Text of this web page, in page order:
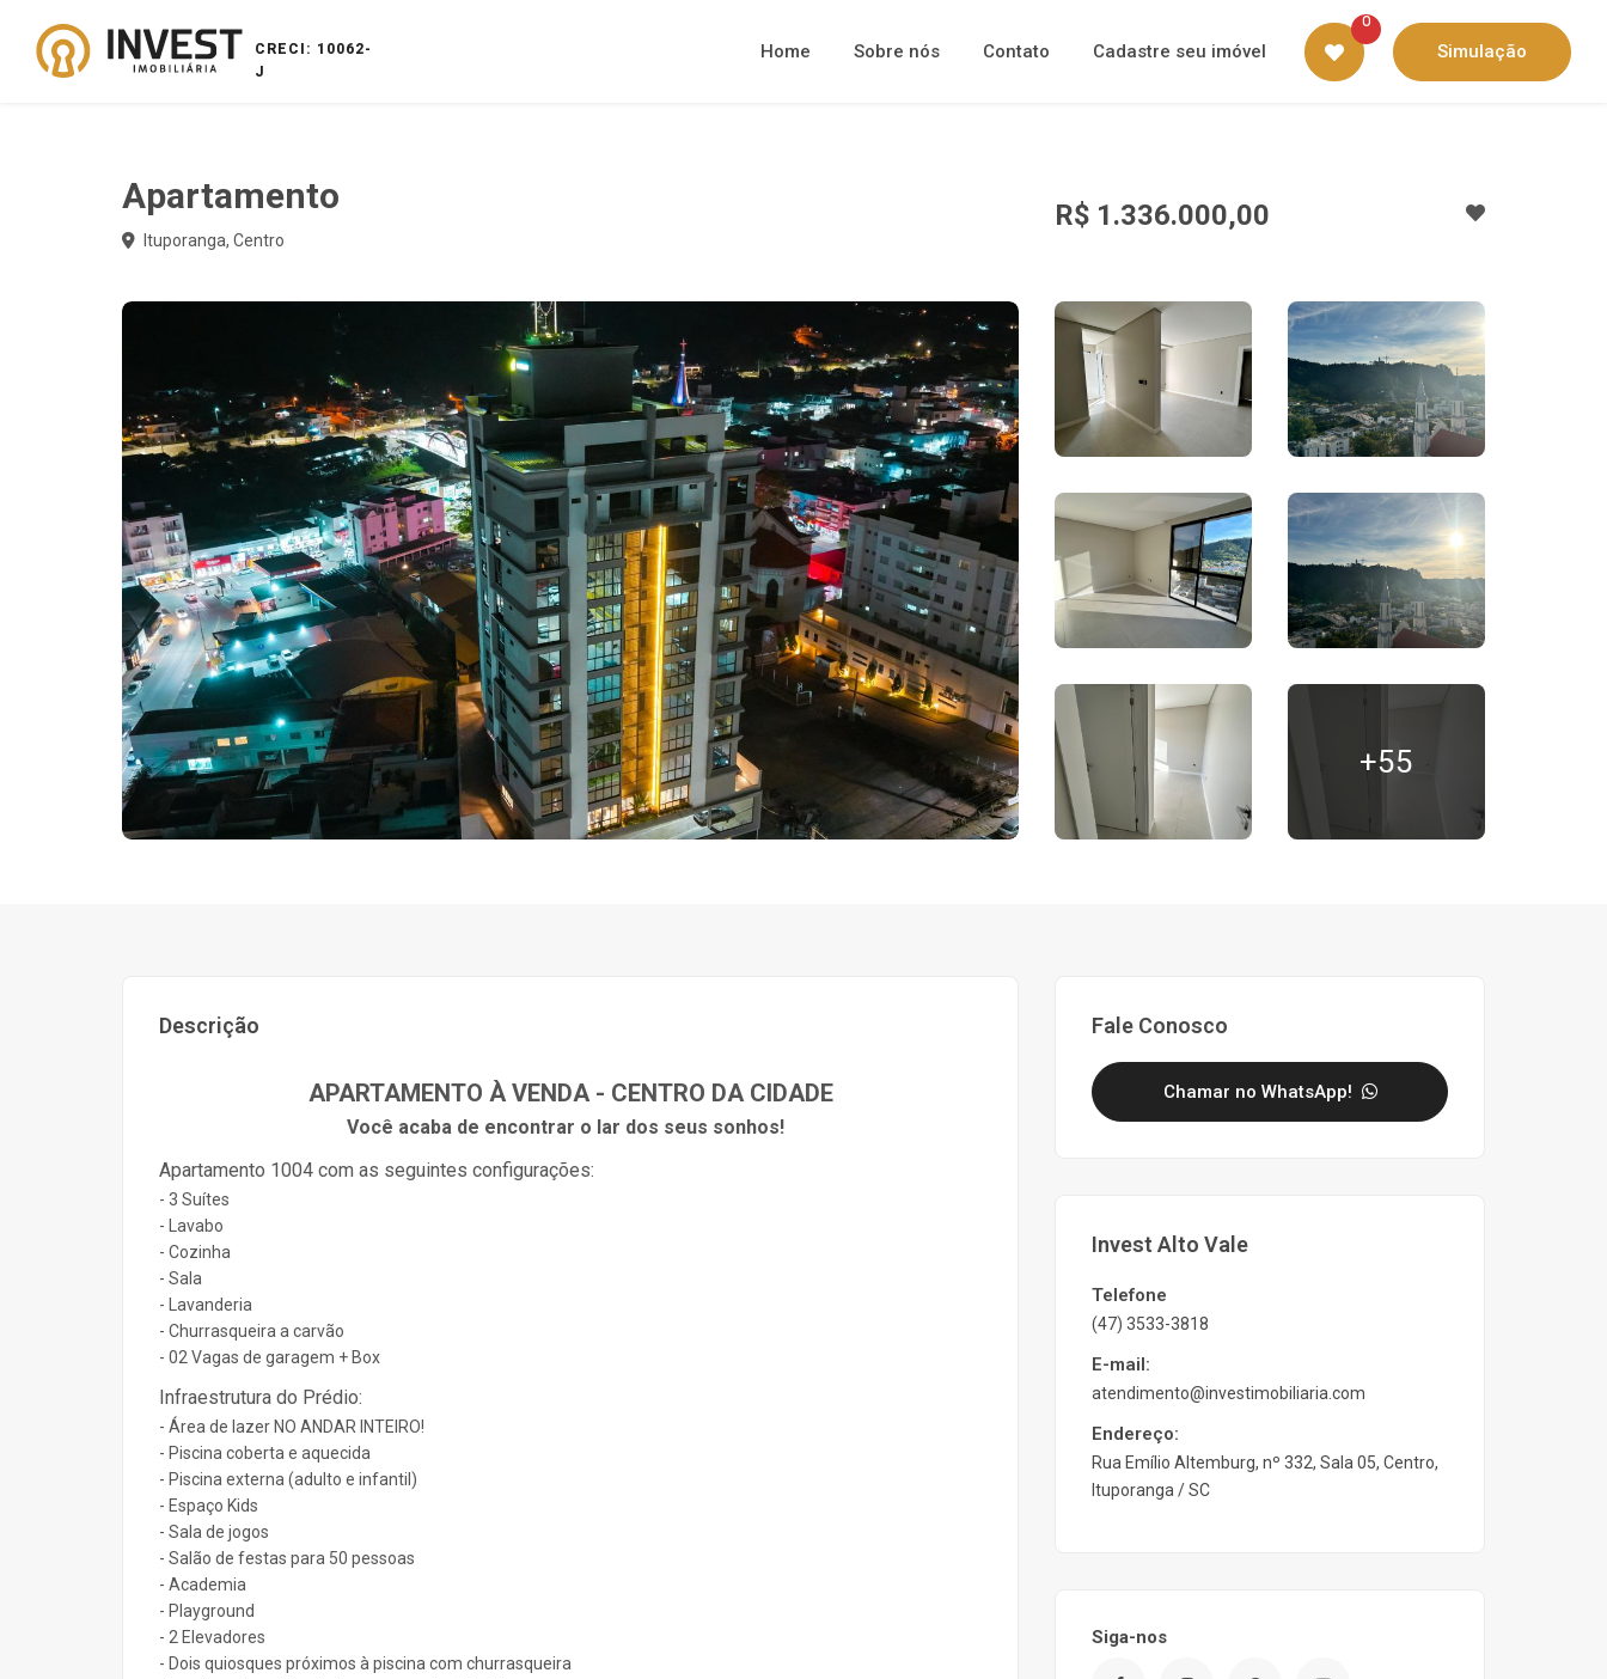
CRECI: 10062-
J
Home Sobre nós Contato Cadastre seu imóvel
0
Simulação
Apartamento
Ituporanga, Centro
R$ 1.336.000,00
+55
Descrição
APARTAMENTO À VENDA - CENTRO DA CIDADE
Você acaba de encontrar o lar dos seus sonhos!
Apartamento 1004 com as seguintes configurações:
- 3 Suítes
- Lavabo
- Cozinha
- Sala
- Lavanderia
- Churrasqueira a carvão
- 02 Vagas de garagem + Box
Infraestrutura do Prédio:
- Área de lazer NO ANDAR INTEIRO!
- Piscina coberta e aquecida
- Piscina externa (adulto e infantil)
- Espaço Kids
- Sala de jogos
- Salão de festas para 50 pessoas
- Academia
- Playground
- 2 Elevadores
- Dois quiosques próximos à piscina com churrasqueira
Fale Conosco
Chamar no WhatsApp!
Invest Alto Vale
Telefone
(47) 3533-3818
E-mail:
atendimento@investimobiliaria.com
Endereço:
Rua Emílio Altemburg, nº 332, Sala 05, Centro,
Ituporanga / SC
Siga-nos